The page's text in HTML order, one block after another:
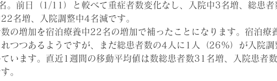
。前日（1/11）と較べて重症者数変化なし、入院中3名増、総患
名増、入院調整中4名減です。
の増加を宿泊療養中22名の増加で補ったことになります。宿泊療
つつあるようですが、まだ総患者数の4人に1人（26%）が入院調
います。直近1週間の移動平均値は数総患者数31名増、入院患者
。